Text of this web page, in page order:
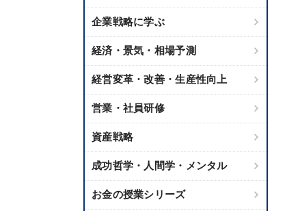
企業戦略に学ぶ
経済・景気・相場予測
経営変革・改善・生産性向上
営業・社員研修
資産戦略
成功哲学・人間学・メンタル
お金の授業シリーズ